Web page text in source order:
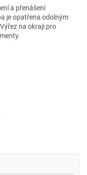
a přenášení
je opatřena odolným
na okraji pro